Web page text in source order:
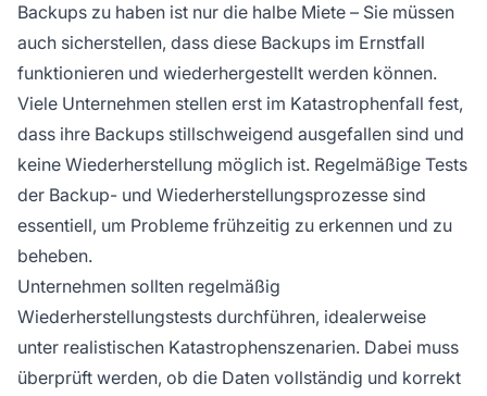
Backups zu haben ist nur die halbe Miete – Sie müssen
auch sicherstellen, dass diese Backups im Ernstfall
funktionieren und wiederhergestellt werden können.
Viele Unternehmen stellen erst im Katastrophenfall fest,
dass ihre Backups stillschweigend ausgefallen sind und
keine Wiederherstellung möglich ist. Regelmäßige Tests
der Backup- und Wiederherstellungsprozesse sind
essentiell, um Probleme frühzeitig zu erkennen und zu
beheben.
Unternehmen sollten regelmäßig
Wiederherstellungstests durchführen, idealerweise
unter realistischen Katastrophenszenarien. Dabei muss
überprüft werden, ob die Daten vollständig und korrekt